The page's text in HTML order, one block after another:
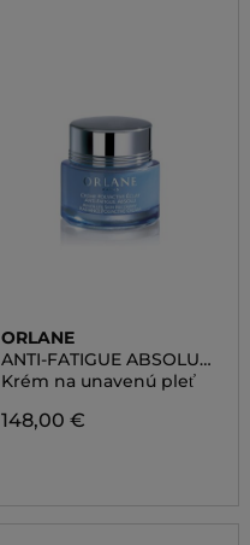
ORLANE
ANTI-FATIGUE ABSOLU
POLY-ACTIVE
Krém na unavenú pleť
148,00 €